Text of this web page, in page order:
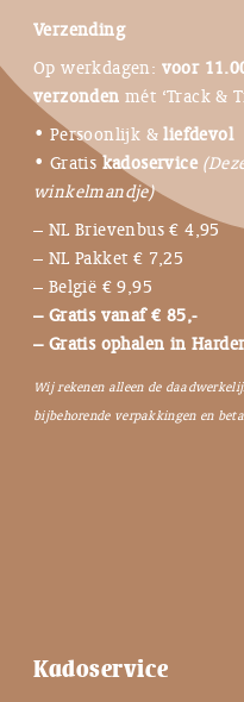
Verzending
Op werkdagen: voor
verzonden mét ‘Track &
• Persoonlijk &liefdevol
• Gratis kadoservice
winkelmandje)
– NL Brievenbus € 4,95
– NL Pakket € 7,25
– België € 9,95
– Gratis vanaf € 85,-
– Gratis ophalen in
Wij rekenen alleen de
bijbehorende verpakkingen en
Kadoservice